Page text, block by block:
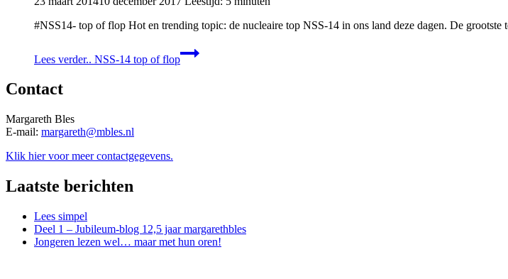
#NSS14- top of flop Hot en trending topic: de nucleaire top NSS-14 in ons land deze dagen. De
Lees verder.. NSS-14 top of flop
Contact
Margareth Bles
E-mail: margareth@mbles.nl
Klik hier voor meer contactgegevens.
Laatste berichten
Lees simpel
Deel 1 – Jubileum-blog 12,5 jaar margarethbles
Jongeren lezen wel… maar met hun oren!